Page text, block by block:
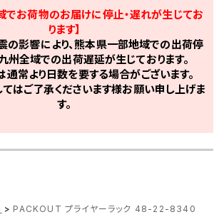
でお荷物のお届けに停止・遅れが生じてお
ります】
の影響により、熊本県一部地域での出荷停
州全域での出荷遅延が生じております。
通常より日数を要する場合がございます。
はご了承くださいます様お願い申し上げま
す。
> PACKOUT プライヤーラック 48-22-8340